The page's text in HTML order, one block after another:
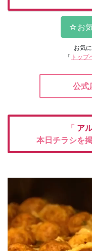
お気
「 トップ
公式
「 ア
本日チラシを